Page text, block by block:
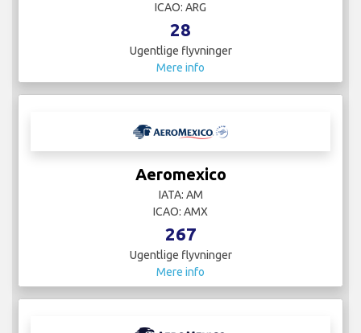
ICAO: ARG
28
Ugentlige flyvninger
Mere info
Aeromexico
IATA: AM
ICAO: AMX
267
Ugentlige flyvninger
Mere info